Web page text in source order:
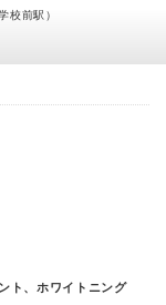
校前駅）
ト、ホワイトニング